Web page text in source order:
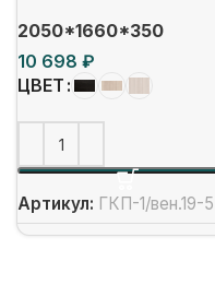
2050*1660*350
₽
ЦВЕТ
Артикул: ГКП-1/вен.19-5